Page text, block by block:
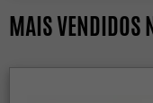
MAIS VENDIDOS